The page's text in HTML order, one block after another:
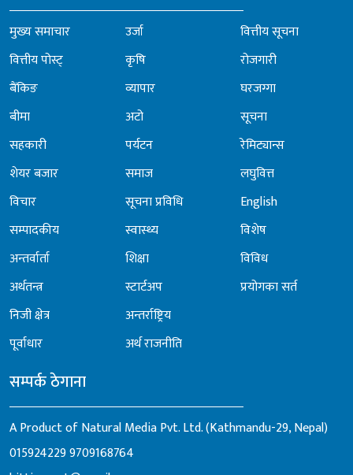
मुख्य समाचार
वित्तीय पोस्ट्
बैंकिङ
बीमा
सहकारी
शेयर बजार
विचार
सम्पादकीय
अन्तर्वार्ता
अर्थतन्त्र
निजी क्षेत्र
पूर्वाधार
उर्जा
कृषि
व्यापार
अटो
पर्यटन
समाज
सूचना प्रविधि
स्वास्थ्य
शिक्षा
स्टार्टअप
अन्तर्राष्ट्रिय
अर्थ राजनीति
वित्तीय सूचना
रोजगारी
घरजग्गा
सूचना
रेमिट्यान्स
लघुवित्त
English
विशेष
विविध
प्रयोगका सर्त
सम्पर्क ठेगाना
A Product of Natural Media Pvt. Ltd. (Kathmandu-29, Nepal)
0159242299709168764